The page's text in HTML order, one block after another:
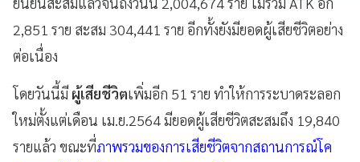
2,851 ราย สะสม 304,441 ราย อีกทั้งยังมียอดผู้เสียชีวิตอย่าง
ต่อเนื่อง
โดยวันนี้มี ผู้เสียชีวิตเพิ่มอีก 51 ราย ทำให้การระบาดระลอก
ใหม่ตั้งแต่เดือน เม.ย.2564 มียอดผู้เสียชีวิตสะสมถึง 19,840
รายแล้ว ขณะที่ภาพรวมของการเสียชีวิตจากสถานการณ์โค